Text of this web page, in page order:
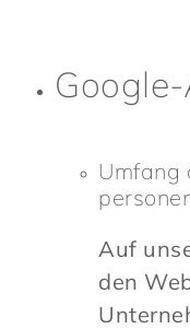
Umfang
Auf
den